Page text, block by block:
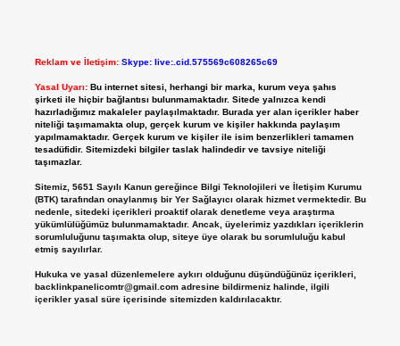
Reklam ve İletişim: Skype: live:.cid.575569c608265c69
Yasal Uyarı: Bu internet sitesi, herhangi bir marka, kurum veya şahıs
şirketi ile hiçbir bağlantısı bulunmamaktadır. Sitede yalnızca kendi
hazırladığımız makaleler paylaşılmaktadır. Burada yer alan içerikler haber
niteliği taşımamakta olup, gerçek kurum ve kişiler hakkında paylaşım
yapılmamaktadır. Gerçek kurum ve kişiler ile isim benzerlikleri tamamen
tesadüfidir. Sitemizdeki bilgiler taslak halindedir ve tavsiye niteliği
taşımazlar.
Sitemiz, 5651 Sayılı Kanun gereğince Bilgi Teknolojileri ve İletişim Kurumu
(BTK) tarafından onaylanmış bir Yer Sağlayıcı olarak hizmet vermektedir. Bu
nedenle, sitedeki içerikleri proaktif olarak denetleme veya araştırma
yükümlülüğümüz bulunmamaktadır. Ancak, üyelerimiz yazdıkları içeriklerin
sorumluluğunu taşımakta olup, siteye üye olarak bu sorumluluğu kabul
etmiş sayılırlar.
Hukuka ve yasal düzenlemelere aykırı olduğunu düşündüğünüz içerikleri,
backlinkpanelicomtr@gmail.comadresine bildirmeniz halinde, ilgili
içerikler yasal süre içerisinde sitemizden kaldırılacaktır.